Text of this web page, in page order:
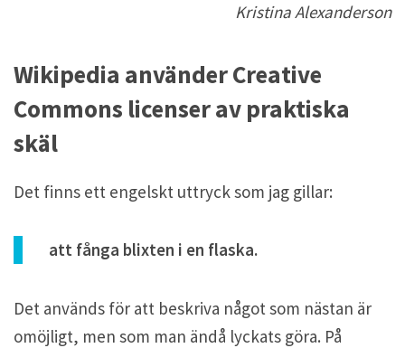
Kristina Alexanderson
Wikipedia använder Creative
Commons licenser av praktiska
skäl
Det finns ett engelskt uttryck som jag gillar:
att fånga blixten i en flaska.
Det används för att beskriva något som nästan är
omöjligt, men som man ändå lyckats göra. På